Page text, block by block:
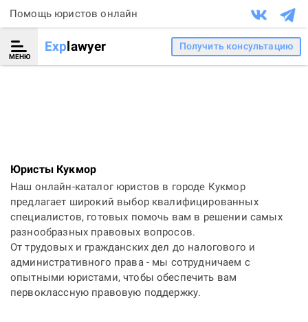
Помощь юристов онлайн
МЕНЮ
Explawyer Получить консультацию
Юристы Кукмор
Наш онлайн-каталог юристов в городе Кукмор
предлагает широкий выбор квалифицированных
специалистов, готовых помочь вам в решении самых
разнообразных правовых вопросов.
От трудовых и гражданских дел до налогового и
административного права - мы сотрудничаем с
опытными юристами, чтобы обеспечить вам
первоклассную правовую поддержку.